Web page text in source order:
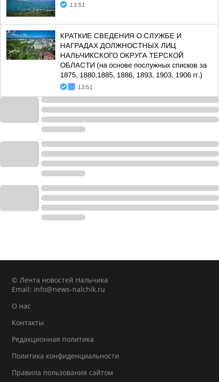
13:51
КРАТКИЕ СВЕДЕНИЯ О СЛУЖБЕ И
НАГРАДАХ ДОЛЖНОСТНЫХ ЛИЦ
НАЛЬЧИКСКОГО ОКРУГА ТЕРСКОЙ
ОБЛАСТИ (на основе послужных списков за
1875, 1880,1885, 1886, 1893, 1903, 1906 гг.)
13:51
© Лента новостей Нальчика
Email: info@news-nalchik.ru
О нас
Контакты
Редакционная политика
Политика конфиденциальности
Правила пользования сайтом